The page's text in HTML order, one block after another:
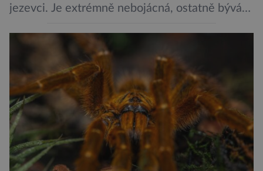
jezevci. Je extrémně nebojácná, ostatně bývá
této souvislosti je dokonce zapsána do
Guinnessovy knihy rekordů. Navzdory svému
názvu nežije pouze v jižní Africe, ale domovem
je mu valná část černého kontinentu a
vyskytuje se rovněž v oblastech […]